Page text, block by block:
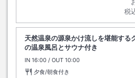
税
天然温泉の源泉かけ流しを堪能する
の温泉風呂とサウナ付き
IN チェックイン
16:00 / OUT チェックアウト
10:00
夕食/朝食付き